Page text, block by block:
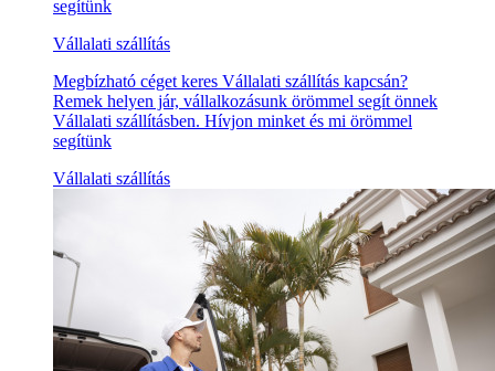
segítünk
Vállalati szállítás
Megbízható céget keres Vállalati szállítás kapcsán?
Remek helyen jár, vállalkozásunk örömmel segít önnek
Vállalati szállításben. Hívjon minket és mi örömmel
segítünk
Vállalati szállítás